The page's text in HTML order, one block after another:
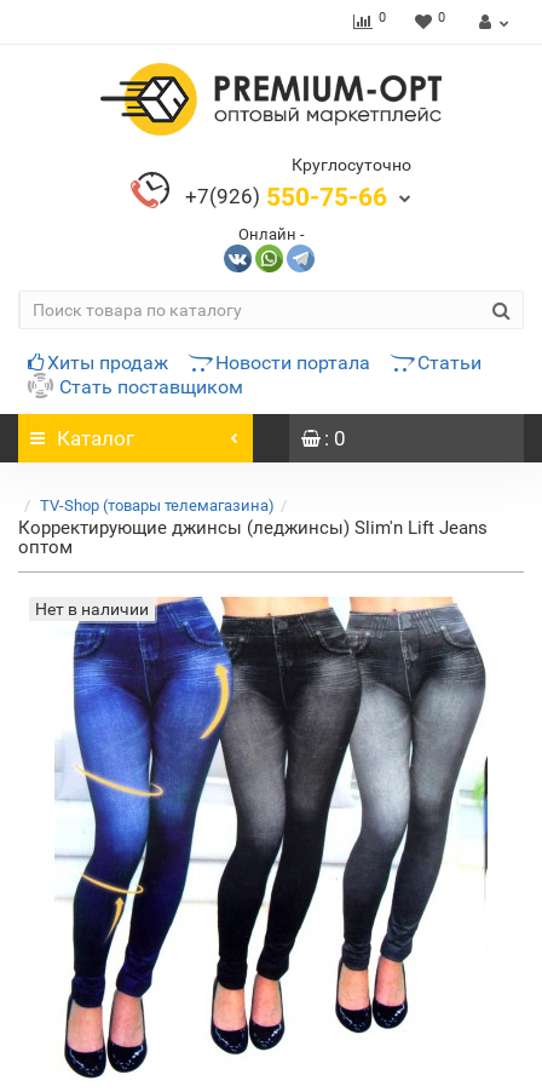
0 0
Круглосуточно
+7(926) 550-75-66
Онлайн -
Хиты продаж Новости портала
Статьи
Стать поставщиком
Каталог : 0
TV-Shop (товары телемагазина)
Корректирующие джинсы (леджинсы) Slim'n Lift Jeans
оптом
Нет в наличии